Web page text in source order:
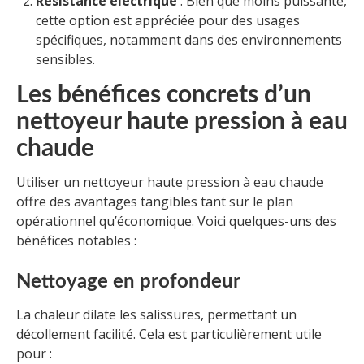
cette option est appréciée pour des usages
spécifiques, notamment dans des environnements
sensibles.
Les bénéfices concrets d’un
nettoyeur haute pression à eau
chaude
Utiliser un nettoyeur haute pression à eau chaude
offre des avantages tangibles tant sur le plan
opérationnel qu’économique. Voici quelques-uns des
bénéfices notables :
Nettoyage en profondeur
La chaleur dilate les salissures, permettant un
décollement facilité. Cela est particulièrement utile
pour :